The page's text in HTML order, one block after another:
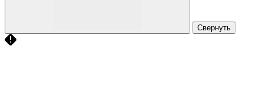
Свернуть